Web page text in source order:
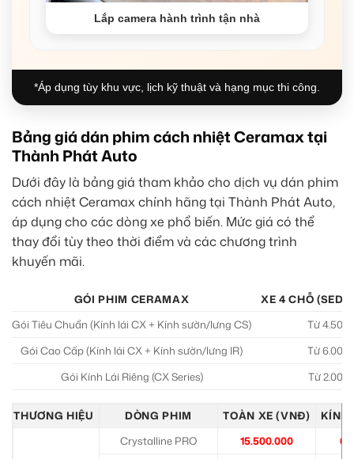
Lắp camera hành trình tận nhà
*Áp dụng tùy khu vực, lịch kỹ thuật và hạng mục thi công.
Bảng giá dán phim cách nhiệt Ceramax tại
Thành Phát Auto
Dưới đây là bảng giá tham khảo cho dịch vụ dán phim
cách nhiệt Ceramax chính hãng tại Thành Phát Auto,
áp dụng cho các dòng xe phổ biến. Mức giá có thể
thay đổi tùy theo thời điểm và các chương trình
khuyến mãi.
GÓI PHIM CERAMAX
XE 4 CHỖ
Gói Tiêu Chuẩn (Kính lái CX + Kính sườn/lưng CS)
Từ
Gói Cao Cấp (Kính lái CX + Kính sườn/lưng IR)
Từ
Gói Kính Lái Riêng (CX Series)
Từ
THƯƠNG HIỆU DÒNG PHIM TOÀN XE (VNĐ) KÍNH
Crystalline PRO 15.500.000